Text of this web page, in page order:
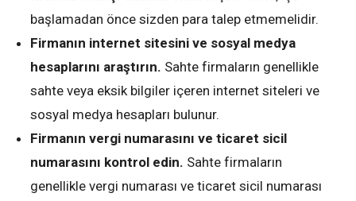
başlamadan önce sizden para talep etmemelidir.
Firmanın internet sitesini ve sosyal medya
hesaplarını araştırın. Sahte firmaların genellikle
sahte veya eksik bilgiler içeren internet siteleri ve
sosyal medya hesapları bulunur.
Firmanın vergi numarasını ve ticaret sicil
numarasını kontrol edin. Sahte firmaların
genellikle vergi numarası ve ticaret sicil numarası